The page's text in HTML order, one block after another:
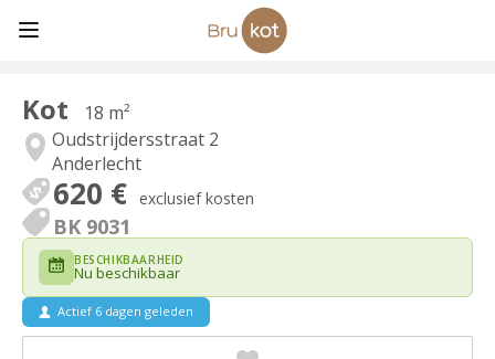
Kot
18 m²
Oudstrijdersstraat 2
Anderlecht
620 € exclusief kosten
BK 9031
BESCHIKBAARHEID
Nu beschikbaar
Actief 6 dagen geleden